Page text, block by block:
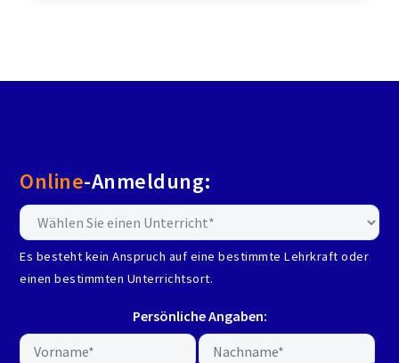
Online-Anmeldung:
Es besteht kein Anspruch auf eine bestimmte Lehrkraft oder
einen bestimmten Unterrichtsort.
Persönliche Angaben: